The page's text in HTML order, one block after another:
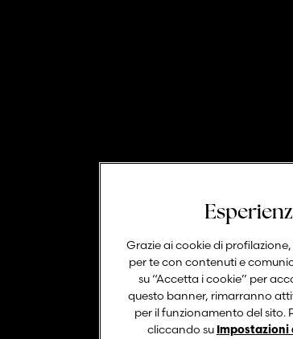
Grazie ai cookie di
per te con contenuti e
su “Accetta i cookie” per
questo banner, rimarranno
per il funzionamento del sito.
cliccando su Impostazioni